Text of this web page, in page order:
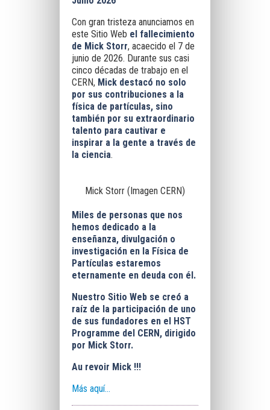
Con gran tristeza anunciamos en
este Sitio Web el fallecimiento
de Mick Storr, acaecido el 7 de
junio de 2026. Durante sus casi
cinco décadas de trabajo en el
CERN, Mick destacó no solo
por sus contribuciones a la
física de partículas, sino
también por su extraordinario
talento para cautivar e
inspirar a la gente a través de
la ciencia.
Mick Storr (Imagen CERN)
Miles de personas que nos
hemos dedicado a la
enseñanza, divulgación o
investigación en la Física de
Partículas estaremos
eternamente en deuda con él.
Nuestro Sitio Web se creó a
raíz de la participación de uno
de sus fundadores en el HST
Programme del CERN, dirigido
por Mick Storr.
Au revoir Mick !!!
Más aquí...